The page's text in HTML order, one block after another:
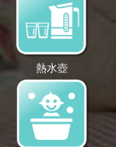
熱水壺